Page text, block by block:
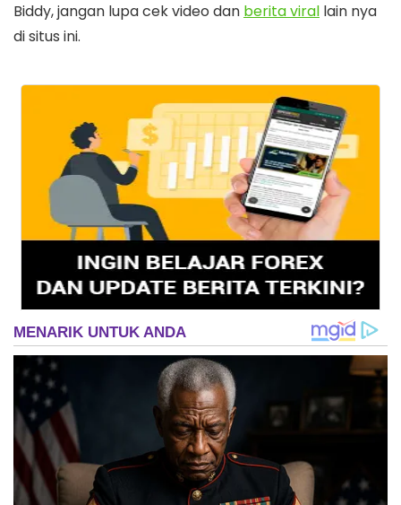
Biddy, jangan lupa cek video dan berita viral lain nya
di situs ini.